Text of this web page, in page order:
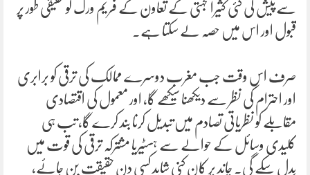
سےپیش کی گئی کثیرالجہتی کے تعاون کے فریم ورک کو حقیقی طور پر
قبول اور اس میں حصہ لے سکتا ہے۔
صرف اس وقت جب مغرب دوسرے ممالک کی ترقی کو برابری
اور احترام کی نظر سے دیکھنا سیکھے گا، اور معمول کی اقتصادی
مقابلے کو نظریاتی تصادم میں تبدیل کرنا بند کرے گا، تب ہی
کلیدی وسائل کے حوالے سے ہسٹیریا مشترکہ ترقی کی قوت میں
بدل سکے گی۔ چاند پر کان کنی شاید کسی دن حقیقت بن جائے،